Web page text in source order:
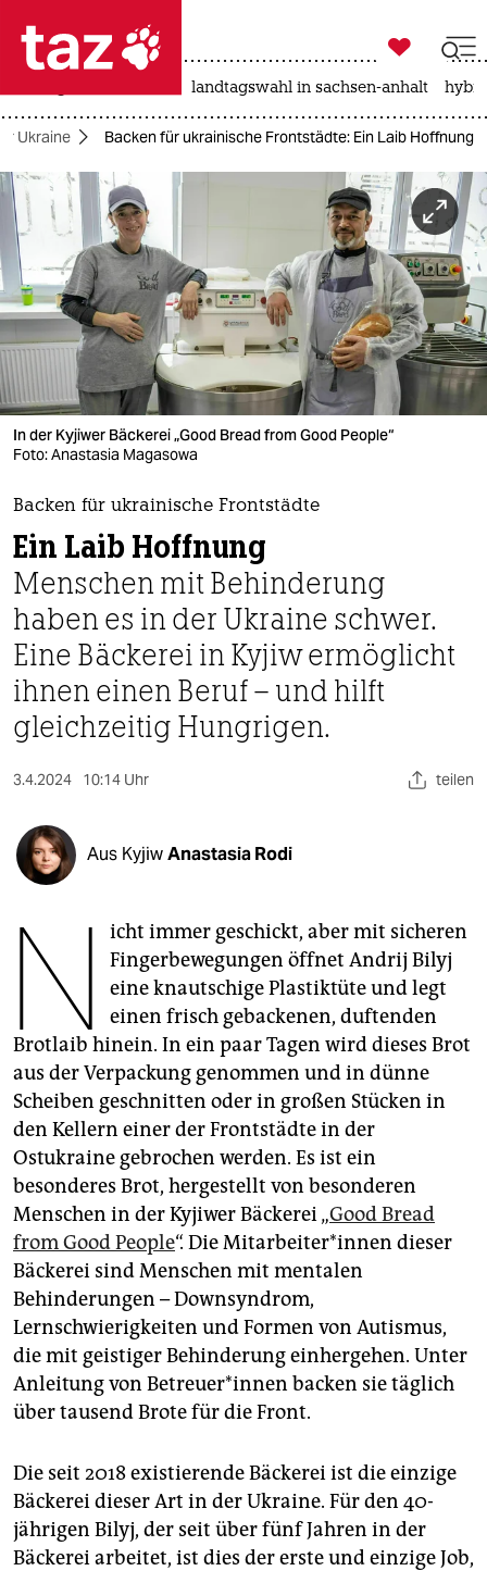
 taz zahl ich
taz zahl ich
themen
politik
öko
gesellschaft
kultur
sport
berlin
nord
wahrheit
verlag
verlag
veranstaltungen
unterstützen
genossenschaft
epaper login

taz zahl ich
landtagswahl in sachsen-anhalt
Ukraine Backen für ukrainische Frontstädte: Ein Laib Hoffnung
In der Kyjiwer Bäckerei „Good Bread from Good People“
Foto: Anastasia Magasowa
Backen für ukrainische Frontstädte
Ein Laib Hoffnung
Menschen mit Behinderung
haben es in der Ukraine schwer.
Eine Bäckerei in Kyjiw ermöglicht
ihnen einen Beruf – und hilft
gleichzeitig Hungrigen.
3.4.2024 10:14 Uhr teilen
Aus KyjiwAnastasia Rodi
N
icht immer geschickt, aber mit sicheren
Fingerbewegungen öffnet Andrij Bilyj
eine knautschige Plastiktüte und legt
einen frisch gebackenen, duftenden
Brotlaib hinein. In ein paar Tagen wird dieses Brot
aus der Verpackung genommen und in dünne
Scheiben geschnitten oder in großen Stücken in
den Kellern einer der Frontstädte in der
Ostukraine gebrochen werden. Es ist ein
besonderes Brot, hergestellt von besonderen
Menschen in der Kyjiwer Bäckerei „Good Bread
from Good People“. Die Mit­ar­bei­te­r*in­nen dieser
Bäckerei sind Menschen mit mentalen
Behinderungen – Downsyndrom,
Lernschwierigkeiten und Formen von Autismus,
die mit geistiger Behinderung einhergehen. Unter
Anleitung von Be­treue­r*in­nen backen sie täglich
über tausend Brote für die Front.
Die seit 2018 existierende Bäckerei ist die einzige
Bäckerei dieser Art in der Ukraine. Für den 40-
jährigen Bilyj, der seit über fünf Jahren in der
Bäckerei arbeitet, ist dies der erste und einzige Job,